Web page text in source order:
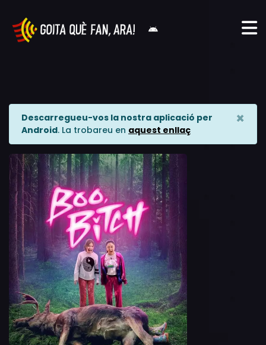
Descarregueu-vos la nostra aplicació per
Android. La trobareu en aquest enllaç
×